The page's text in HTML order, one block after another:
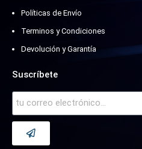
Políticas de Envío
Terminos y Condiciones
Devolución y Garantía
Suscríbete